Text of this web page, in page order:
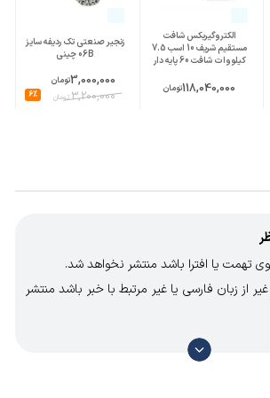
الکتروگیربکس شافت
مستقیم شریف 10 اسب 7.5
کیلووات شافت 60 پایه دار
118,040,000تومان
زنجیر صنعتی تک ردیفه سایز
06B چینی
3,000,000تومان
3,200,000تومان 6%
تهمت یا افترا باشد منتشر نخواهد شد.
از زبان فارسی یا غیر مرتبط با خبر باشد منتشر
امکان موافقت یا مخالفت با محتوای نظرات
نظراتی که محتوای مشابه دارند، انتشار نمی‌یابند